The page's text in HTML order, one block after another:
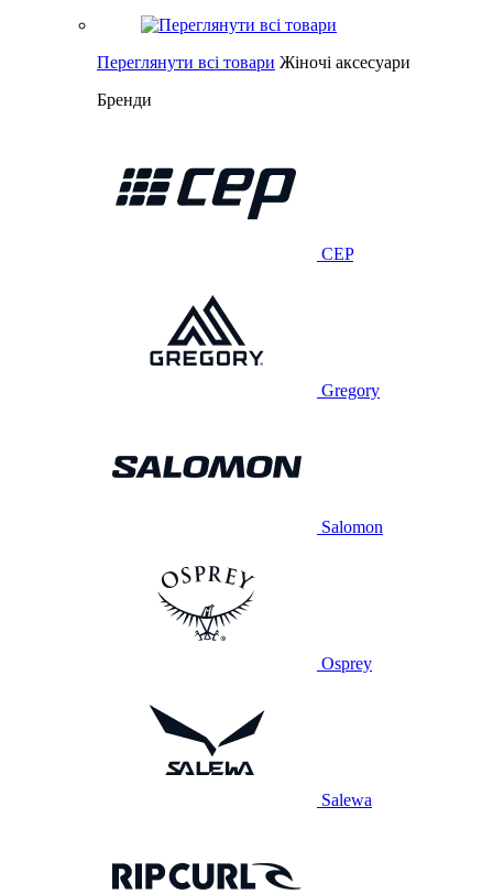
Переглянути всі товари Жіночі аксесуари
Бренди
CEP
Gregory
Salomon
Osprey
Salewa